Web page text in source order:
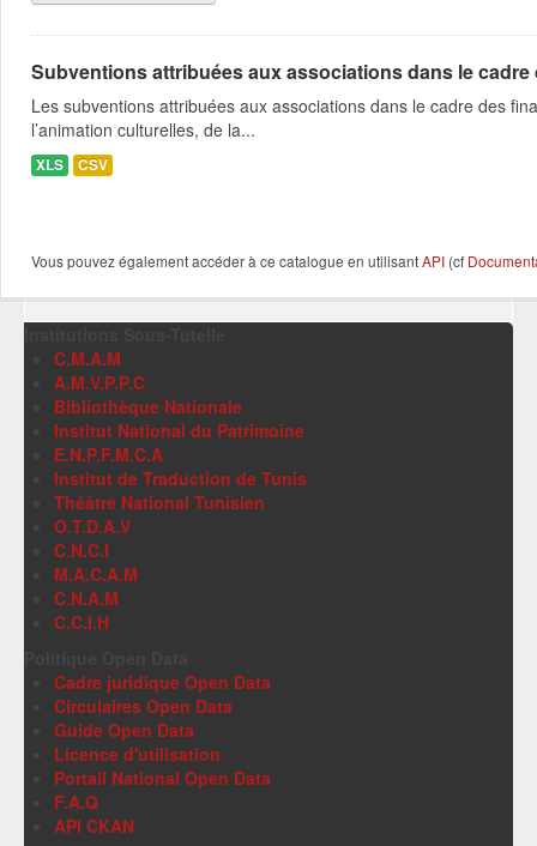
Subventions attribuées aux associations dans le
Les subventions attribuées aux associations dans le cadre des
l’animation culturelles, de la...
XLS CSV
Vous pouvez également accéder à ce catalogue en utilisantAPI (cf
C.M.A.M
A.M.V.P.P.C
Bibliothèque Nationale
Institut National du Patrimoine
E.N.P.F.M.C.A
Institut de Traduction de Tunis
Théâtre National Tunisien
O.T.D.A.V
C.N.C.I
M.A.C.A.M
C.N.A.M
C.C.I.H
Cadre juridique Open Data
Circulaires Open Data
Guide Open Data
Licence d'utilisation
Portail National Open Data
F.A.Q
API CKAN